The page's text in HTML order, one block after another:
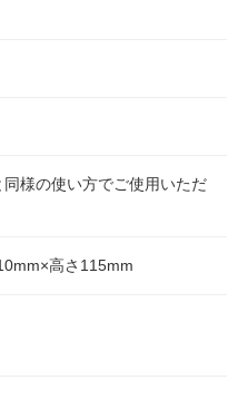
様の使い方でご使用いただ
高さ115mm